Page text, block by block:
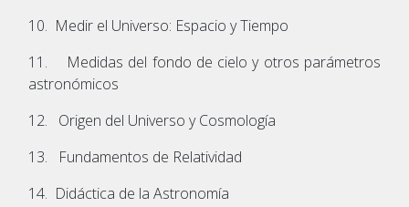
10. Medir el Universo: Espacio y Tiempo
11. Medidas del fondo de cielo y otros parámetros
astronómicos
12. Origen del Universo y Cosmología
13. Fundamentos de Relatividad
14. Didáctica de la Astronomía